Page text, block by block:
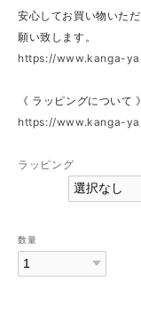
安心してお買い物いた
願い致します。
https://www.kanga-
《 ラッピングについて 》
https://www.kanga-
ラッピング
数量